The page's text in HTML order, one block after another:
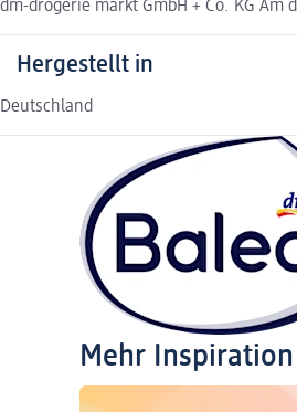
dm-drogerie markt GmbH + Co. KG Am
Hergestellt in
Deutschland
Mehr